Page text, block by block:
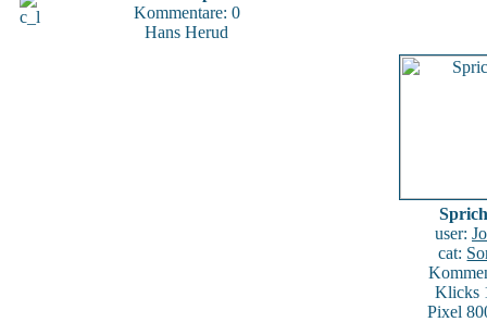
Kommentare: 0
Hans Herud
user:
cat:
Klicks
Pixel